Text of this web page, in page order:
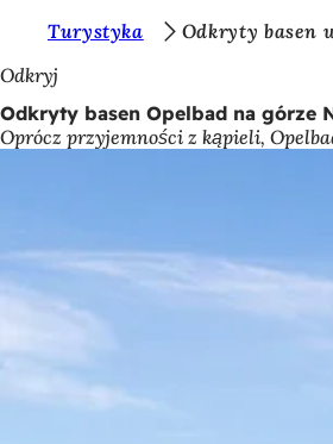
Przejdź do treści
e
s
t
t
u
Turystyka
Odkryty basen
Odkryj
Odkryty basen Opelbad na górze
Oprócz przyjemności z kąpieli,